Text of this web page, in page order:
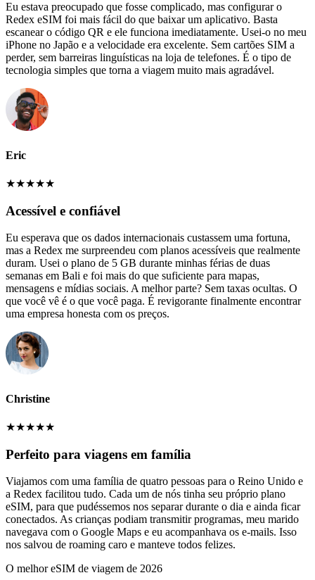
Eu estava preocupado que fosse complicado, mas configurar o
Redex eSIM foi mais fácil do que baixar um aplicativo. Basta
escanear o código QR e ele funciona imediatamente. Usei-o no meu
iPhone no Japão e a velocidade era excelente. Sem cartões SIM a
perder, sem barreiras linguísticas na loja de telefones. É o tipo de
tecnologia simples que torna a viagem muito mais agradável.
Eric
★★★★★
Acessível e confiável
Eu esperava que os dados internacionais custassem uma fortuna,
mas a Redex me surpreendeu com planos acessíveis que realmente
duram. Usei o plano de 5 GB durante minhas férias de duas
semanas em Bali e foi mais do que suficiente para mapas,
mensagens e mídias sociais. A melhor parte? Sem taxas ocultas. O
que você vê é o que você paga. É revigorante finalmente encontrar
uma empresa honesta com os preços.
Christine
★★★★★
Perfeito para viagens em família
Viajamos com uma família de quatro pessoas para o Reino Unido e
a Redex facilitou tudo. Cada um de nós tinha seu próprio plano
eSIM, para que pudéssemos nos separar durante o dia e ainda ficar
conectados. As crianças podiam transmitir programas, meu marido
navegava com o Google Maps e eu acompanhava os e-mails. Isso
nos salvou de roaming caro e manteve todos felizes.
O melhor eSIM de viagem de 2026